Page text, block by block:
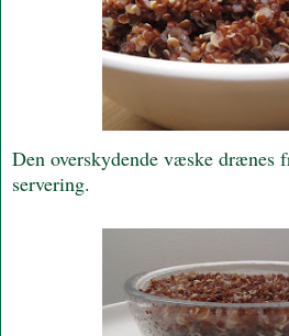
Den overskydende væske drænes
servering.